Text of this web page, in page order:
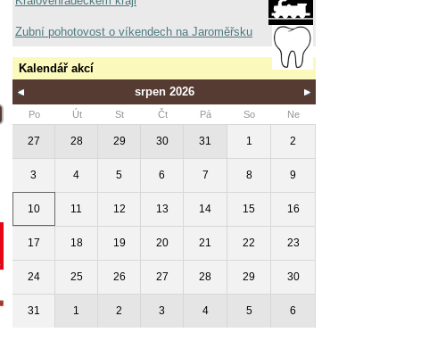
Zubní pohotovost o víkendech na Jaroměřsku
Kalendář akcí
srpen 2026
Po Út St Čt Pá So Ne
27 28 29 30 31 1 2
3 4 5 6 7 8 9
10 11 12 13 14 15 16
17 18 19 20 21 22 23
24 25 26 27 28 29 30
31 1 2 3 4 5 6